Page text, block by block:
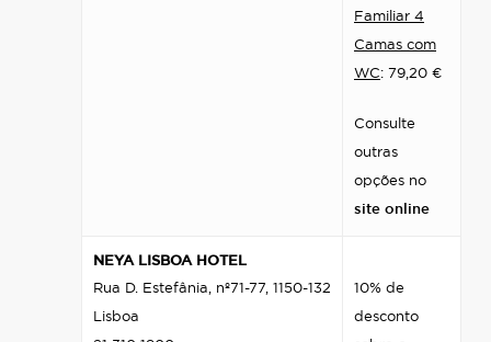
Familiar 4
Camas com
WC: 79,20 €
Consulte
outras
opções no
site online
NEYA LISBOA HOTEL
Rua D. Estefânia, nº71-77, 1150-132
Lisboa
10% de
desconto